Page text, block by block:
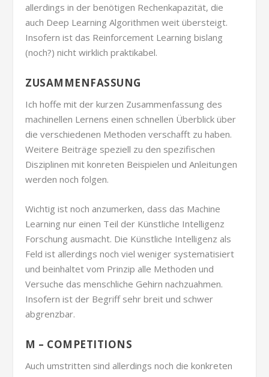
allerdings in der benötigen Rechenkapazität, die
auch Deep Learning Algorithmen weit übersteigt.
Insofern ist das Reinforcement Learning bislang
(noch?) nicht wirklich praktikabel.
ZUSAMMENFASSUNG
Ich hoffe mit der kurzen Zusammenfassung des
machinellen Lernens einen schnellen Überblick über
die verschiedenen Methoden verschafft zu haben.
Weitere Beiträge speziell zu den spezifischen
Disziplinen mit konreten Beispielen und Anleitungen
werden noch folgen.
Wichtig ist noch anzumerken, dass das Machine
Learning nur einen Teil der Künstliche Intelligenz
Forschung ausmacht. Die Künstliche Intelligenz als
Feld ist allerdings noch viel weniger systematisiert
und beinhaltet vom Prinzip alle Methoden und
Versuche das menschliche Gehirn nachzuahmen.
Insofern ist der Begriff sehr breit und schwer
abgrenzbar.
M – COMPETITIONS
Auch umstritten sind allerdings noch die konkreten